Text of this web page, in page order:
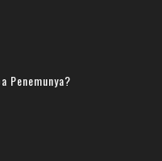
Penemunya?